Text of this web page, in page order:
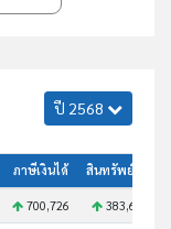
ปี 2568
ภาษีเงินได้ สินทรัพย์รวม
700,726 383,690